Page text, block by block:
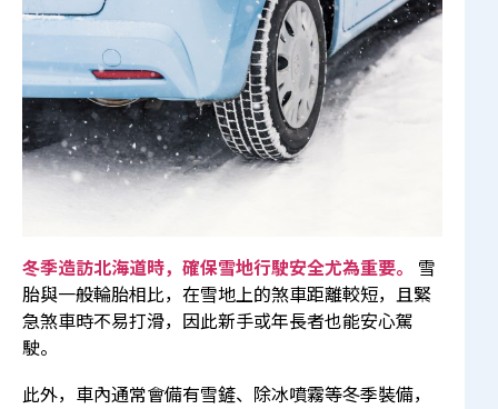
冬季造訪北海道時，確保雪地行駛安全尤為重要。
雪
胎與一般輪胎相比，在雪地上的煞車距離較短，且緊
急煞車時不易打滑，因此新手或年長者也能安心駕
駛。
此外，車內通常會備有雪鏟、除冰噴霧等冬季裝備，